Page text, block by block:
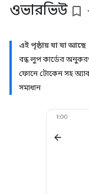
ওভারভিউ bookmark_border
এই পৃষ্ঠায় যা যা আছে
বন্ধ লুপ কার্ডের
ফোনে টোকেন সহ
সমাধান